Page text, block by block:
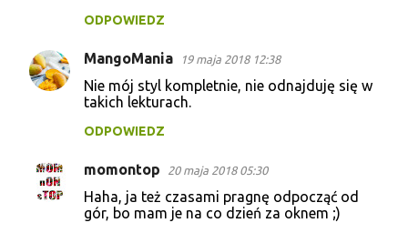
ODPOWIEDZ
MangoMania 19 maja 2018 12:38
Nie mój styl kompletnie, nie odnajduję się w
takich lekturach.
ODPOWIEDZ
momontop 20 maja 2018 05:30
Haha, ja też czasami pragnę odpocząć od
gór, bo mam je na co dzień za oknem ;)